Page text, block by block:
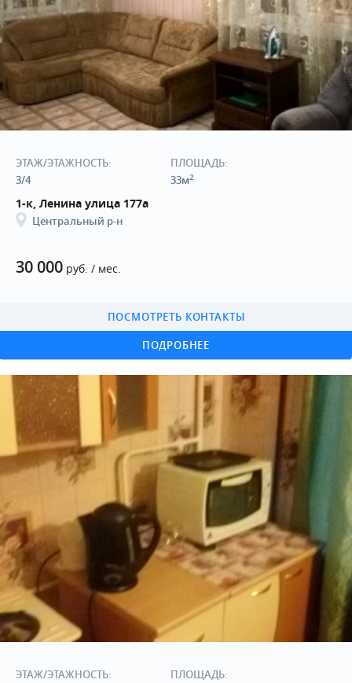
30 000 руб. / мес.
1-к, Ленина улица 177а
Центральный р-н
ПОДРОБНЕЕ
ПОСМОТРЕТЬ КОНТАКТЫ
ЭТАЖ/ЭТАЖНОСТЬ:
3/4
ПЛОЩАДЬ:
33м2
ЭТАЖ/ЭТАЖНОСТЬ: ПЛОЩАДЬ: